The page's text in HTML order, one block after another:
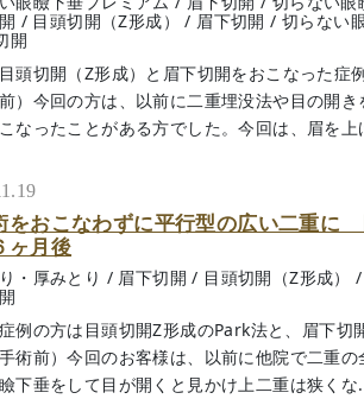
/ 目頭切開（Z形成） / 眉下切開 /切らない
開
頭切開（Z形成）と眉下切開をおこなった症
前）今回の方は、以前に二重埋没法や目の開
なったことがある方でした。今回は、眉を
をおこなわずに平行型の広い二重
月後
・厚みとり / 眉下切開 / 目頭切開（Z形成） /
例の方は目頭切開Z形成のPark法と、眉下
術前）今回のお客様は、以前に他院で二重
下垂をして目が開くと見かけ上二重は狭くな